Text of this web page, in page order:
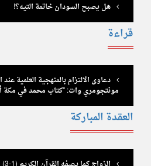
هل يصبح السودان خاتمة التيه؟!
قراءة
دعاوى الالتزام بالمنهجية العلمية
مونتجومري وات: "كتاب محمد في مكة
العقدة المباركة